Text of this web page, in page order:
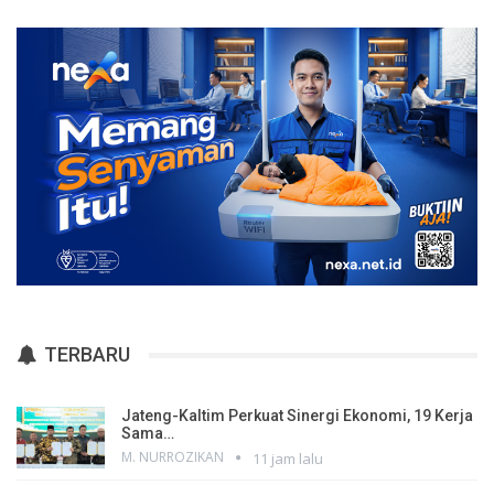
TERBARU
Jateng-Kaltim Perkuat Sinergi Ekonomi, 19 Kerja
Sama…
M. NURROZIKAN 11 jam lalu